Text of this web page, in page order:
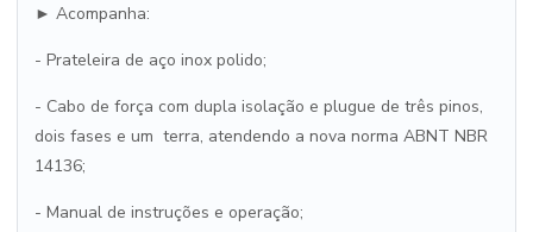
► Acompanha:
- Prateleira de aço inox polido;
- Cabo de força com dupla isolação e plugue de três pinos,
dois fases e um terra, atendendo a nova norma ABNT NBR
14136;
- Manual de instruções e operação;